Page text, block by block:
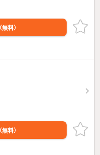
（無料）
（無料）